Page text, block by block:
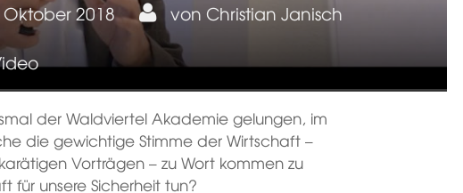
Oktober 2018 von Christian Janisch
der Waldviertel Akademie gelungen, im
die gewichtige Stimme der Wirtschaft –
Vorträgen – zu Wort kommen zu
für unsere Sicherheit tun?